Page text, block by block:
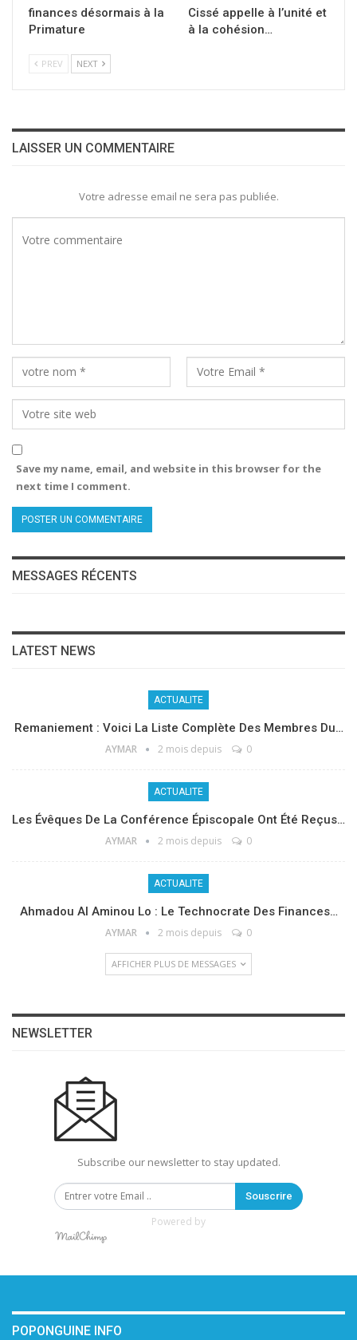
finances désormais à la
Primature
Cissé appelle à l’unité et
à la cohésion…
PREV NEXT
LAISSER UN COMMENTAIRE
Votre adresse email ne sera pas publiée.
Save my name, email, and website in this browser for the
next time I comment.
MESSAGES RÉCENTS
LATEST NEWS
ACTUALITE
Remaniement : Voici La Liste Complète Des Membres Du…
AYMAR 2 mois depuis 0
ACTUALITE
Les Évêques De La Conférence Épiscopale Ont Été Reçus…
AYMAR 2 mois depuis 0
ACTUALITE
Ahmadou Al Aminou Lo : Le Technocrate Des Finances…
AYMAR 2 mois depuis 0
AFFICHER PLUS DE MESSAGES
NEWSLETTER
Subscribe our newsletter to stay updated.
Souscrire
Powered by
POPONGUINE INFO